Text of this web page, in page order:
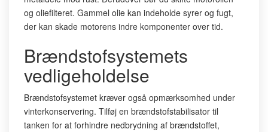
og oliefilteret. Gammel olie kan indeholde syrer og fugt,
der kan skade motorens indre komponenter over tid.
Brændstofsystemets
vedligeholdelse
Brændstofsystemet kræver også opmærksomhed under
vinterkonservering. Tilføj en brændstofstabilisator til
tanken for at forhindre nedbrydning af brændstoffet,